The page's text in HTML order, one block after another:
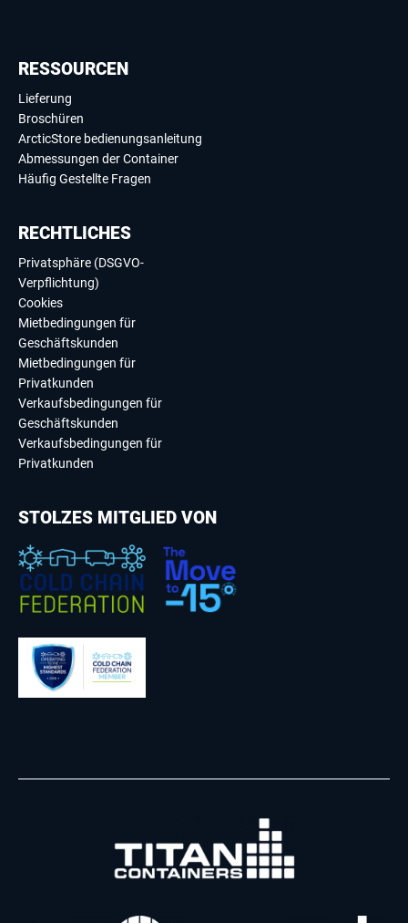
RESSOURCEN
Lieferung
Broschüren
ArcticStore bedienungsanleitung
Abmessungen der Container
Häufig Gestellte Fragen
RECHTLICHES
Privatsphäre (DSGVO-
Verpflichtung)
Cookies
Mietbedingungen für
Geschäftskunden
Mietbedingungen für
Privatkunden
Verkaufsbedingungen für
Geschäftskunden
Verkaufsbedingungen für
Privatkunden
STOLZES MITGLIED VON